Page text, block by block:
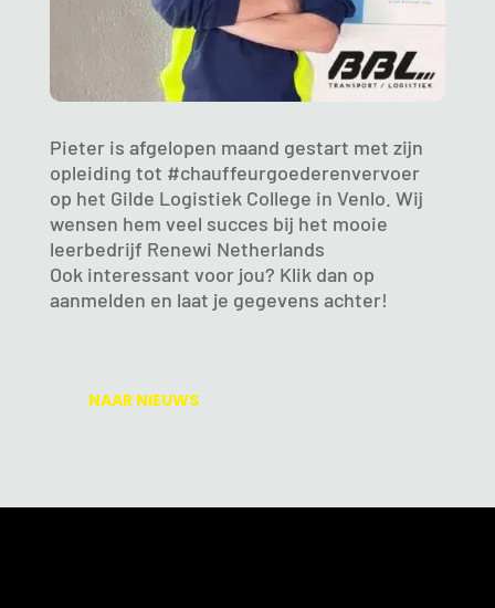
Pieter is afgelopen maand gestart met zijn
opleiding tot #chauffeurgoederenvervoer
op het Gilde Logistiek College in Venlo. Wij
wensen hem veel succes bij het mooie
leerbedrijf Renewi Netherlands
Ook interessant voor jou? Klik dan op
aanmelden en laat je gegevens achter!
NAAR NIEUWS